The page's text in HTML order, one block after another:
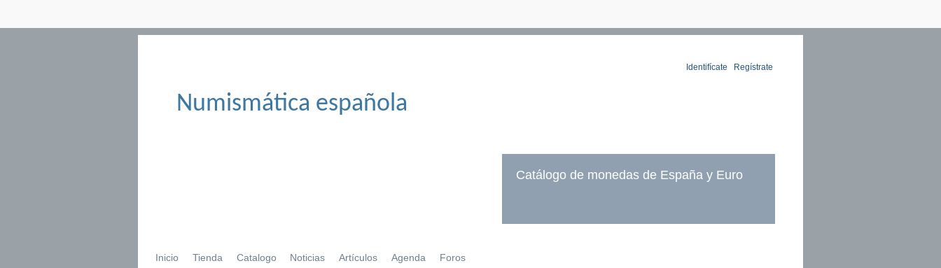
Numismática española
Identifícate Regístrate
Catálogo de monedas de España y Euro
Inicio Tienda Catalogo Noticias Artículos Agenda Foros